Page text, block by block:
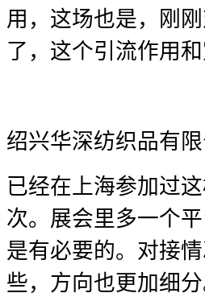
用，这场也是，刚
了，这个引流作用
绍兴华深纺织品有
已经在上海参加过
次。展会里多一个
是有必要的。对接
些，方向也更加细分